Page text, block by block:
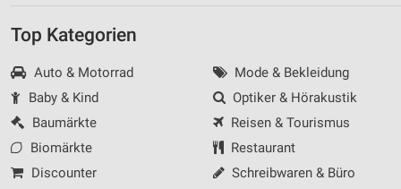
Top Kategorien
Auto & Motorrad
Baby & Kind
Baumärkte
Biomärkte
Discounter
Mode & Bekleidung
Optiker & Hörakustik
Reisen & Tourismus
Restaurant
Schreibwaren & Büro